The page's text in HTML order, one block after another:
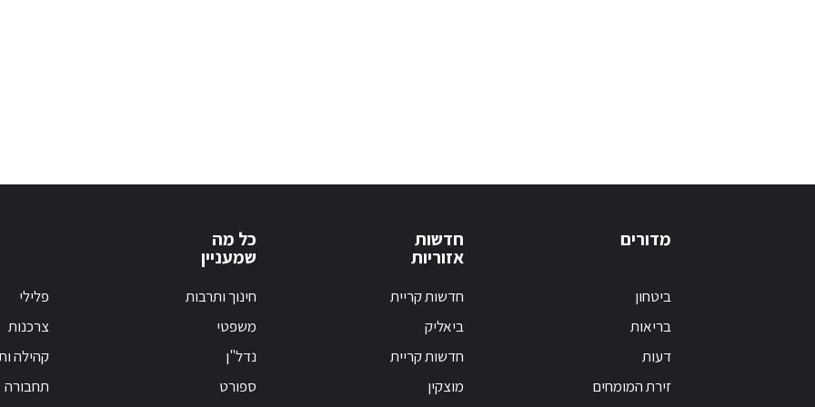
מדורים
ביטחון
בריאות
דעות
זירת המומחים
חדשות
אזוריות
חדשות קריית
ביאליק
חדשות קריית
מוצקין
כל מה
שמעניין
חינוך ותרבות
משפטי
נדל"ן
ספורט
פלילי
צרכנות
קהילה
תחבורה